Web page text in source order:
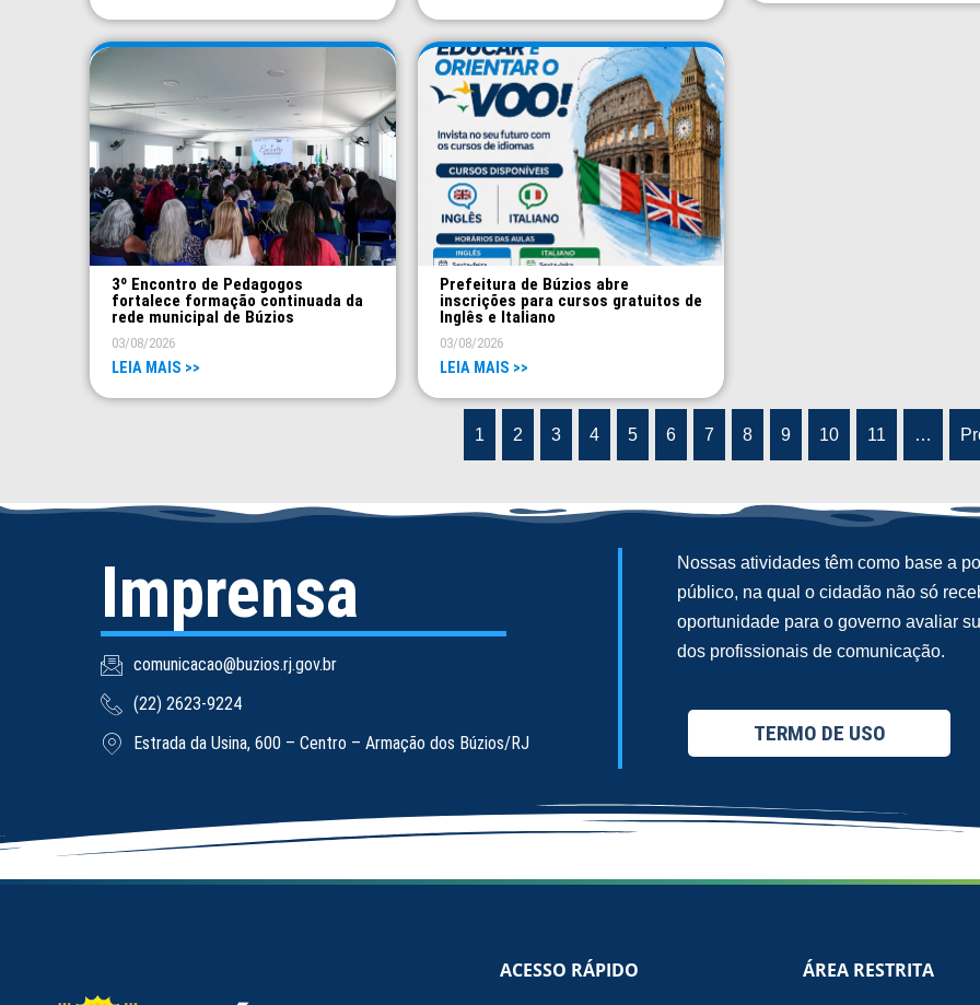
3º Encontro de Pedagogos
fortalece formação continuada da
rede municipal de Búzios
03/08/2026
LEIA MAIS >>
Prefeitura de Búzios abre
inscrições para cursos gratuitos de
Inglês e Italiano
03/08/2026
LEIA MAIS >>
1 2 3 4 5 6 7 8 9 10 11 …
Imprensa
comunicacao@buzios.rj.gov.br
(22) 2623-9224
Estrada da Usina, 600 – Centro – Armação dos Búzios/RJ
Nossas atividades têm como base a
público, na qual o cidadão não só
oportunidade para o governo avaliar
dos profissionais de comunicação.
TERMO DE USO
ACESSO RÁPIDO ÁREA RESTRITA